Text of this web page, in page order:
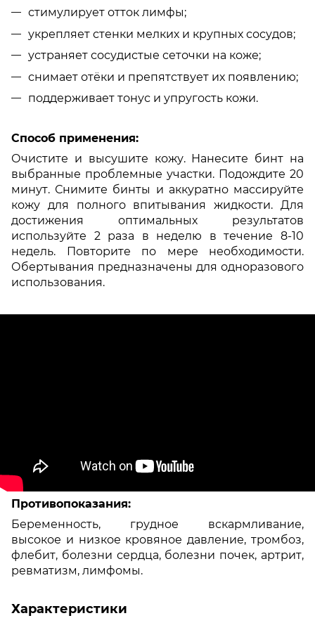
стимулирует отток лимфы;
укрепляет стенки мелких и крупных сосудов;
устраняет сосудистые сеточки на коже;
снимает отёки и препятствует их появлению;
поддерживает тонус и упругость кожи.
Способ применения:
Очистите и высушите кожу. Нанесите бинт на
выбранные проблемные участки. Подождите 20
минут. Снимите бинты и аккуратно массируйте
кожу для полного впитывания жидкости. Для
достижения оптимальных результатов
используйте 2 раза в неделю в течение 8-10
недель. Повторите по мере необходимости.
Обертывания предназначены для одноразового
использования.
Противопоказания:
Беременность, грудное вскармливание,
высокое и низкое кровяное давление, тромбоз,
флебит, болезни сердца, болезни почек, артрит,
ревматизм, лимфомы.
Характеристики